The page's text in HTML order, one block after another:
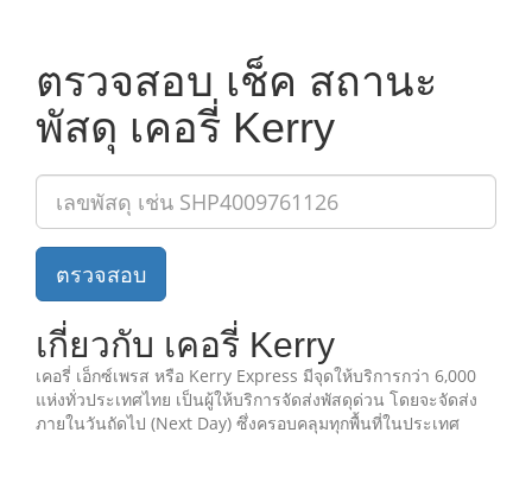
ตรวจสอบ เช็ค สถานะ
พัสดุ เคอรี่ Kerry
ตรวจสอบ
เกี่ยวกับ เคอรี่ Kerry
เคอรี่ เอ็กซ์เพรส หรือ Kerry Express มีจุดให้บริการกว่า 6,000
แห่งทั่วประเทศไทย เป็นผู้ให้บริการจัดส่งพัสดุด่วน โดยจะจัดส่ง
ภายในวันถัดไป (Next Day) ซึ่งครอบคลุมทุกพื้นที่ในประเทศ